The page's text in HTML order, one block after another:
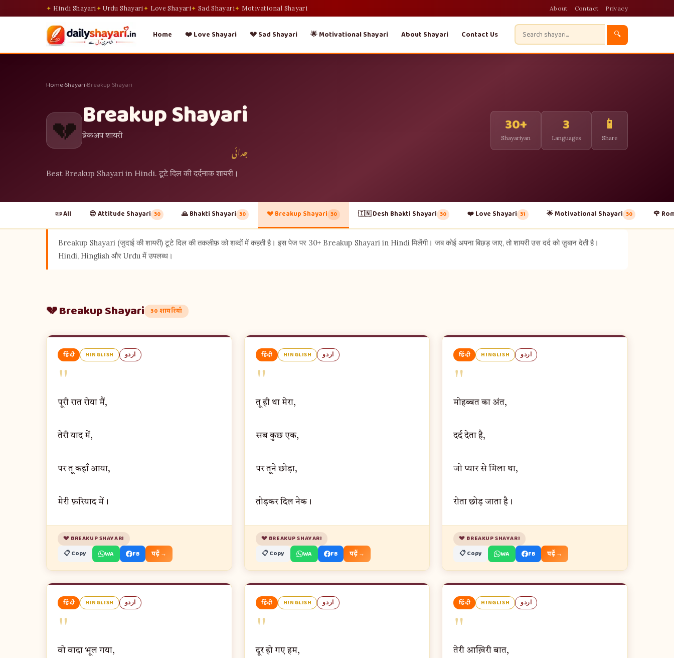
Hindi Shayari Urdu Shayari Love Shayari Sad Shayari Motivational Shayari About Contact Privacy
Home ❤️ Love Shayari 💔 Sad Shayari 🌟 Motivational Shayari About Shayari Contact Us 🔍
Home›Shayari›Breakup Shayari
💔 Breakup Shayari
ब्रेकअप शायरी
جدائی
30+
Shayariyan
3
Languages
📱
Share
Best Breakup Shayari in Hindi. टूटे दिल की दर्दनाक शायरी।
📜 All 😎 Attitude Shayari 30 🙏 Bhakti Shayari 30 💔 Breakup Shayari 30 🇮🇳 Desh Bhakti Shayari 30 ❤️ Love Shayari 31 🌟 Motivational Shayari 30 🌹
Breakup Shayari (जुदाई की शायरी) टूटे दिल की तकलीफ़ को शब्दों में कहती है। इस पेज पर 30+ Breakup Shayari in Hindi मिलेंगी। जब कोई अपना बिछड़ जाए, तो शायरी उस दर्द को ज़ुबान देती है।
Hindi, Hinglish और Urdu में उपलब्ध।
💔 Breakup Shayari 30 शायरियाँ
हिंदी HINGLISH اردو
"
पूरी रात रोया मैं,
तेरी याद में,
पर तू कहाँ आया,
मेरी फ़रियाद में।
💔 BREAKUP SHAYARI
📋 Copy WA FB पढ़ें →
हिंदी HINGLISH اردو
"
तू ही था मेरा,
सब कुछ एक,
पर तूने छोड़ा,
तोड़कर दिल नेक।
💔 BREAKUP SHAYARI
📋 Copy WA FB पढ़ें →
हिंदी HINGLISH اردو
"
मोहब्बत का अंत,
दर्द देता है,
जो प्यार से मिला था,
रोता छोड़ जाता है।
💔 BREAKUP SHAYARI
📋 Copy WA FB पढ़ें →
हिंदी HINGLISH اردو
"
वो वादा भूल गया,
हिंदी HINGLISH اردو
"
दूर हो गए हम,
हिंदी HINGLISH اردو
"
तेरी आख़िरी बात,